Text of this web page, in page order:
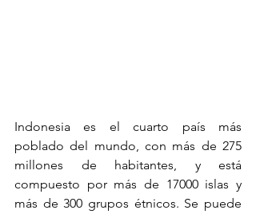
Indonesia es el cuarto país más
poblado del mundo, con más de 275
millones de habitantes, y está
compuesto por más de 17000 islas y
más de 300 grupos étnicos. Se puede